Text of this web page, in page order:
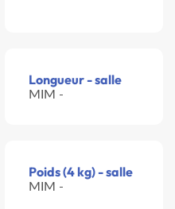
Longueur - salle
MIM -
Poids (4 kg) - salle
MIM -